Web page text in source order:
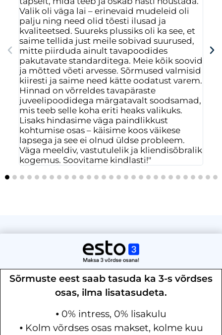
Valik oli väga lai – erinevaid mudeleid oli
palju ning need olid tõesti ilusad ja
kvaliteetsed. Suureks plussiks oli ka see, et
saime tellida just meile sobivad suurused,
mitte piirduda ainult tavapoodides
pakutavate standarditega. Meie kõik soovid
ja mõtted võeti arvesse. Sõrmused valmisid
kiiresti ja saime need kätte oodatust varem.
Hinnad on võrreldes tavapäraste
juveelipoodidega märgatavalt soodsamad,
mis teeb selle koha eriti heaks valikuks.
Lisaks hindasime väga paindlikkust
kohtumise osas – käisime koos väikese
lapsega ja see ei olnud üldse probleem.
Väga meeldiv, vastutulelik ja kliendisõbralik
kogemus. Soovitame kindlasti!"
Sõrmuste eest saab tasuda ka 3-s võrdses
osas, ilma lisatasudeta.
⦁ 0% intress, 0% lisakulu
⦁ Kolm võrdses osas makset, kolme kuu